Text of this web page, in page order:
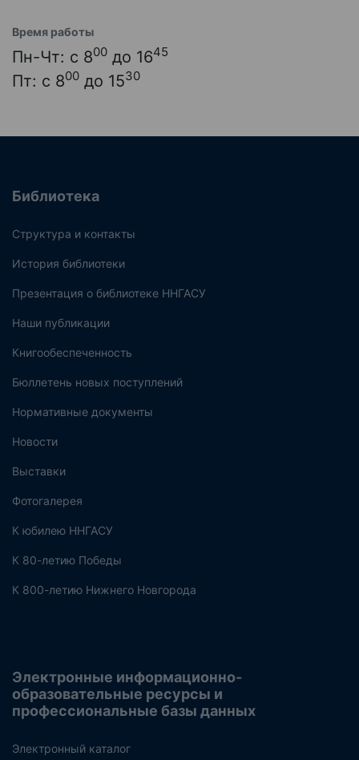
Время работы
Пн-Чт: с 800 до 1645
Пт: с 800 до 1530
Библиотека
Структура и контакты
История библиотеки
Презентация о библиотеке ННГАСУ
Наши публикации
Книгообеспеченность
Бюллетень новых поступлений
Нормативные документы
Новости
Выставки
Фотогалерея
К юбилею ННГАСУ
К 80-летию Победы
К 800-летию Нижнего Новгорода
Электронные информационно-
образовательные ресурсы и
профессиональные базы данных
Электронный каталог